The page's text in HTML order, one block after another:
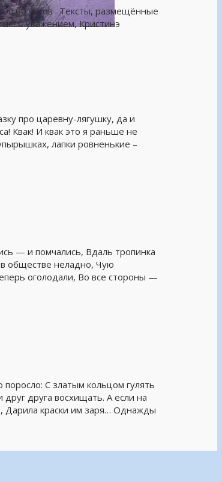
часов . Тексты, размещённые
С уважением, Кристинэ
про царевну-лягушку, да и
Квак! И квак это я раньше не
лапки ровненькие –
— и помчались, Вдаль тропинка
обществе неладно, Чую
оголодали, Во все стороны —
С златым кольцом гулять
друга восхищать. А если на
Дарила краски им заря… Однажды